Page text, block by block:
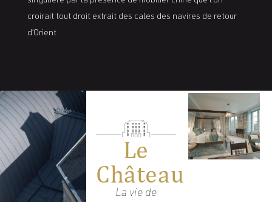
croirait tout droit extrait des cales des navires de retour
d’Orient.
Le
Château
La vie de